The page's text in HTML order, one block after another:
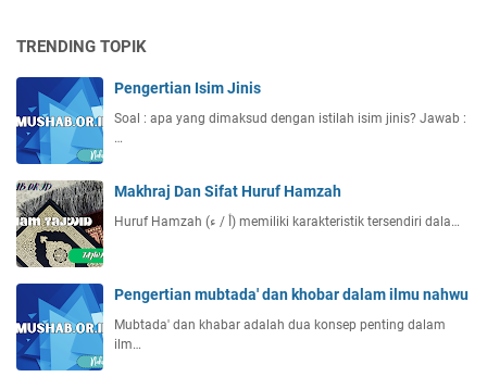
TRENDING TOPIK
Pengertian Isim Jinis
Soal : apa yang dimaksud dengan istilah isim jinis? Jawab :
…
Makhraj Dan Sifat Huruf Hamzah
Huruf Hamzah (أ / ء) memiliki karakteristik tersendiri dala…
Pengertian mubtada' dan khobar dalam ilmu nahwu
Mubtada' dan khabar adalah dua konsep penting dalam
ilm…